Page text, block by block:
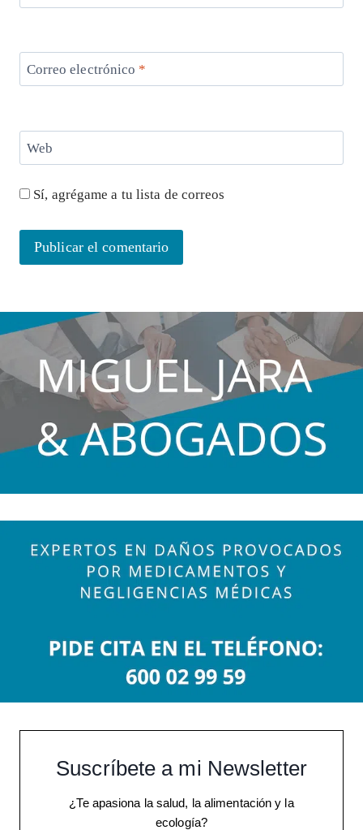
Correo electrónico *
Web
Sí, agrégame a tu lista de correos
Suscríbete a mi Newsletter
¿Te apasiona la salud, la alimentación y la
ecología?